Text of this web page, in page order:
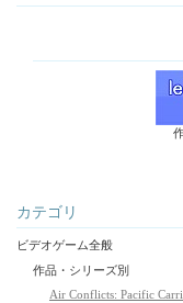
カテゴリ
ビデオゲーム全般
作品・シリーズ別
Air Conflicts: Pacific